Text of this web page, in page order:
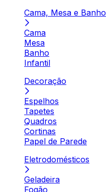
Cama, Mesa e Banho
Cama
Mesa
Banho
Infantil
Decoração
Espelhos
Tapetes
Quadros
Cortinas
Papel de Parede
Eletrodomésticos
Geladeira
Fogão